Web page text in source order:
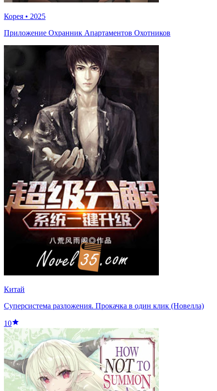
Корея • 2025
Приложение Охранник Апартаментов Охотников
Китай
Суперсистема разложения. Прокачка в один клик (Новелла)
10